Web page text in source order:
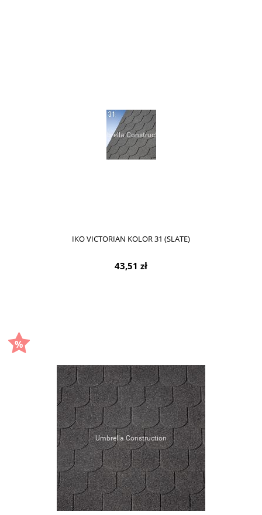
IKO VICTORIAN KOLOR 31 (SLATE)
43,51 zł